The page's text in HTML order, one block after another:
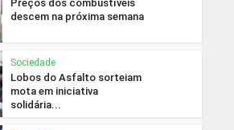
Preços dos combustíveis
descem na próxima semana
Sociedade
Lobos do Asfalto sorteiam
mota em iniciativa
solidária...